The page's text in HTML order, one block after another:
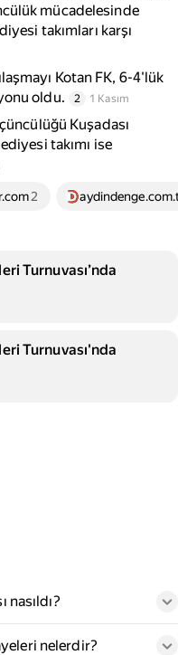
mücadelesinde
takımları karşı
Kotan FK, 6-4'lük
oldu.
2 1 Kasım
Kuşadası
takımı ise
2
Turnuvası’nda
Turnuvası'nda
nasıldı?
nelerdir?